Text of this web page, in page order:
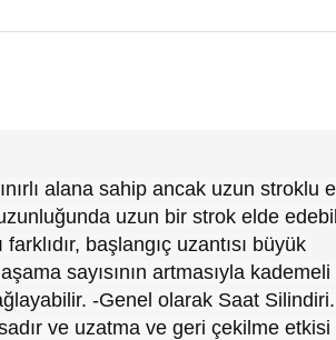
alana sahip ancak uzun stroklu
uzun bir strok elde
başlangıç ​​uzantısı büyük
sayısının artmasıyla
-Genel olarak Saat Silindiri.
ve uzatma ve geri çekilme etkisi